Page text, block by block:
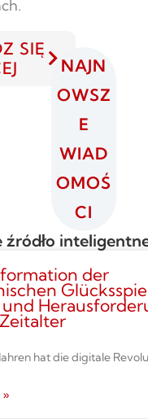
SIĘ
NAJN
OWSZ
E
WIAD
OMOŚ
CI
źródło
der
hat die digitale